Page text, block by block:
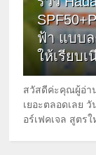
ฟ้า แบบ
ให้เรียบเ
สวัสดีค่ะคุณผู้อ่า
เยอะตลอดเลย
อร์เฟคเจล สูตร